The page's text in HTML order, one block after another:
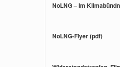
NoLNG – Im
NoLNG-Flyer (pdf)